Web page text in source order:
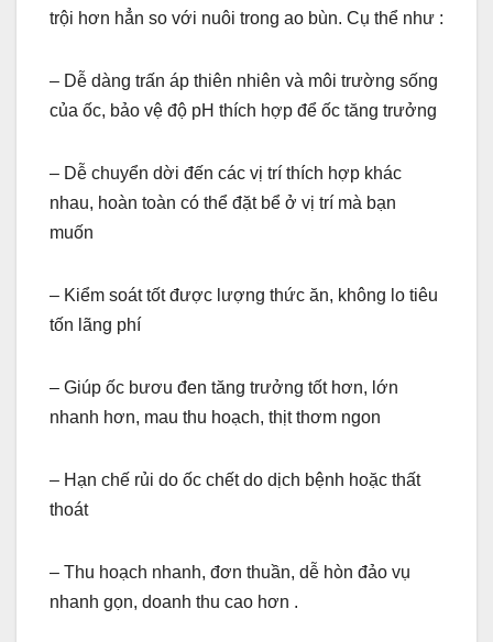
trội hơn hẳn so với nuôi trong ao bùn. Cụ thể như :
– Dễ dàng trấn áp thiên nhiên và môi trường sống
của ốc, bảo vệ độ pH thích hợp để ốc tăng trưởng
– Dễ chuyển dời đến các vị trí thích hợp khác
nhau, hoàn toàn có thể đặt bể ở vị trí mà bạn
muốn
– Kiểm soát tốt được lượng thức ăn, không lo tiêu
tốn lãng phí
– Giúp ốc bươu đen tăng trưởng tốt hơn, lớn
nhanh hơn, mau thu hoạch, thịt thơm ngon
– Hạn chế rủi do ốc chết do dịch bệnh hoặc thất
thoát
– Thu hoạch nhanh, đơn thuần, dễ hòn đảo vụ
nhanh gọn, doanh thu cao hơn .